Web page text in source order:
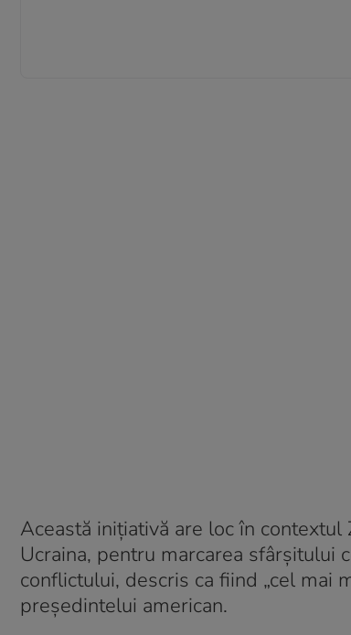
Această inițiativă are loc în
Ucraina, pentru marcarea sfârșitului
conflictului, descris ca fiind „cel mai
președintelui american.